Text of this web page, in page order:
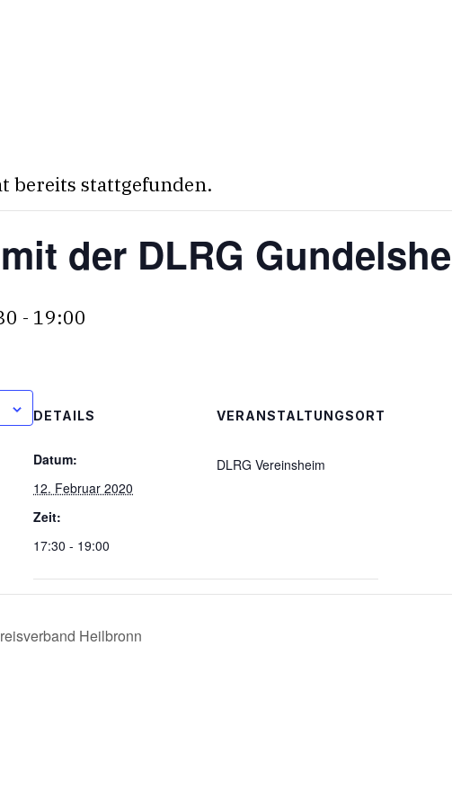
bereits stattgefunden.
der DLRG
- 19:00
DETAILS
Datum:
12. Februar 2020
Zeit:
17:30 - 19:00
VERANSTALTUNGSORT
DLRG Vereinsheim
Heilbronn